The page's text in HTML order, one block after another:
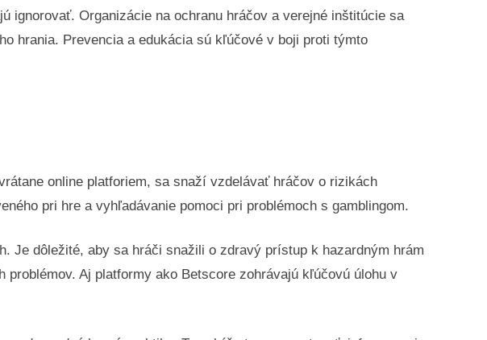
ignorovať. Organizácie na ochranu hráčov a verejné inštitúcie sa
hrania. Prevencia a edukácia sú kľúčové v boji proti týmto
online platforiem, sa snaží vzdelávať hráčov o rizikách
pri hre a vyhľadávanie pomoci pri problémoch s gamblingom.
Je dôležité, aby sa hráči snažili o zdravý prístup k hazardným hrám
Aj platformy ako Betscore zohrávajú kľúčovú úlohu v